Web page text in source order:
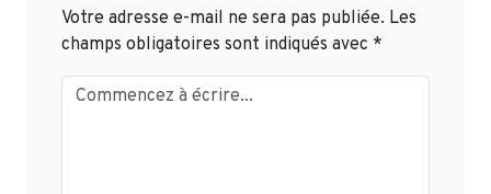
Votre adresse e-mail ne sera pas publiée. Les
champs obligatoires sont indiqués avec *